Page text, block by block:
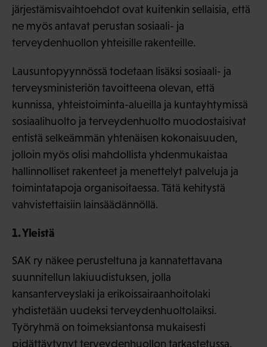
järjestämisvaihtoehdot ovat kuitenkin sellaisia, että
ne myös antavat perustan sosiaali- ja
terveydenhuollon yhteisille rakenteille.
Lausuntopyynnössä todetaan lisäksi sosiaali- ja
terveysministeriön tavoitteena olevan, että
kunnissa, yhteistoiminta-alueilla ja kuntayhtymissä
sosiaalihuolto ja terveydenhuolto muodostaisivat
entistä selkeämmän yhtenäisen kokonaisuuden,
jolloin myös olisi mahdollista yhdenmukaistaa
hallinnolliset rakenteet ja menettelyt palveluja ja
toimintatapoja organisoitaessa. Tätä kehitystä
vahvistettaisiin lainsäädännöllä.
1. Yleistä
SAK ry näkee perusteltuna ja kannatettavana
suunnitellun lakiuudistuksen, jolla
kansanterveyslaki ja erikoissairaanhoitolaki
yhdistetään uudeksi terveydenhuoltolaiksi.
Työryhmä on toimeksiantonsa mukaisesti
pidättäytynyt terveydenhuollon tarkastetussa.